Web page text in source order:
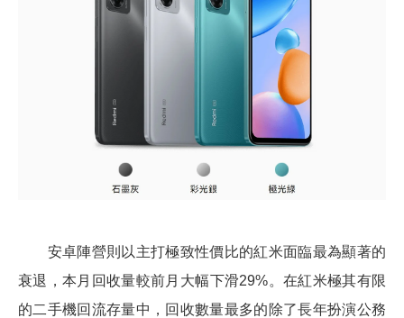
安卓陣營則以主打極致性價比的紅米面臨最為顯著的
衰退，本月回收量較前月大幅下滑29%。在紅米極其有限
的二手機回流存量中，回收數量最多的除了長年扮演公務